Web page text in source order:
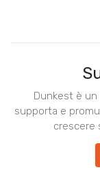
Dunkest è
supporta e
crescere